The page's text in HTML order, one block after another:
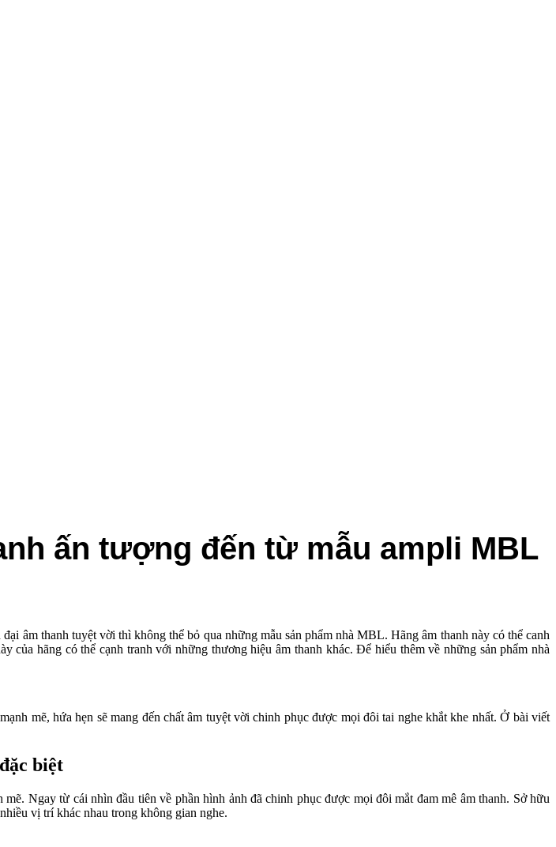
ấn tượng đến từ mẫu ampli MBL
âm thanh tuyệt vời thì không thể bỏ qua những mẫu sản phẩm nhà MBL. Hãng âm thanh này có thể canh
hãng có thể cạnh tranh với những thương hiệu âm thanh khác. Để hiểu thêm về những sản phẩm nhà
mẽ, hứa hẹn sẽ mang đến chất âm tuyệt vời chinh phục được mọi đôi tai nghe khắt khe nhất. Ở bài viết
biệt
Ngay từ cái nhìn đầu tiên về phần hình ảnh đã chinh phục được mọi đôi mắt đam mê âm thanh. Sở hữu
vị trí khác nhau trong không gian nghe.